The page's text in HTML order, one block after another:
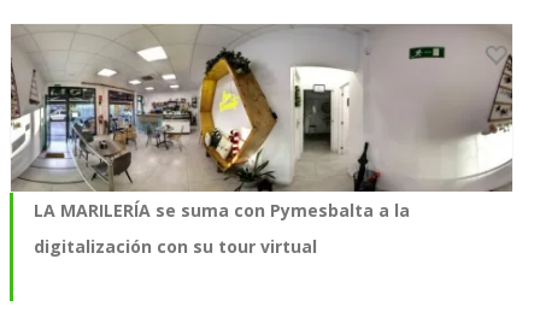
LA MARILERÍA se suma con Pymesbalta a la
digitalización con su tour virtual